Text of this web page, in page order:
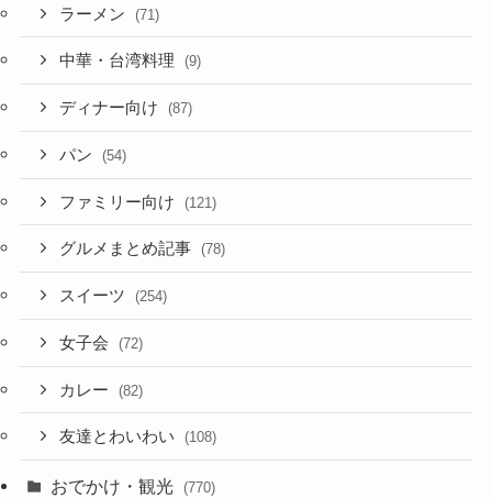
ラーメン (71)
中華・台湾料理 (9)
ディナー向け (87)
パン (54)
ファミリー向け (121)
グルメまとめ記事 (78)
スイーツ (254)
女子会 (72)
カレー (82)
友達とわいわい (108)
おでかけ・観光 (770)